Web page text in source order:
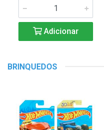
Adicionar
BRINQUEDOS